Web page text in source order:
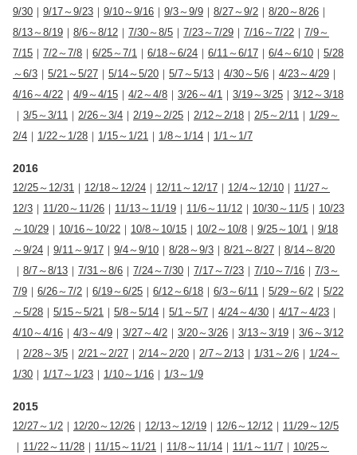
9/30 ｜ 9/17～9/23 ｜ 9/10～9/16 ｜ 9/3～9/9 ｜ 8/27～9/2 ｜ 8/20～8/26 ｜
8/13～8/19 ｜ 8/6～8/12 ｜ 7/30～8/5 ｜ 7/23～7/29 ｜ 7/16～7/22 ｜ 7/9～
7/15 ｜ 7/2～7/8 ｜ 6/25～7/1 ｜ 6/18～6/24 ｜ 6/11～6/17 ｜ 6/4～6/10 ｜ 5/28
～6/3 ｜ 5/21～5/27 ｜ 5/14～5/20 ｜ 5/7～5/13 ｜ 4/30～5/6 ｜ 4/23～4/29 ｜
4/16～4/22 ｜ 4/9～4/15 ｜ 4/2～4/8 ｜ 3/26～4/1 ｜ 3/19～3/25 ｜ 3/12～3/18
｜ 3/5～3/11 ｜ 2/26～3/4 ｜ 2/19～2/25 ｜ 2/12～2/18 ｜ 2/5～2/11 ｜ 1/29～
2/4 ｜ 1/22～1/28 ｜ 1/15～1/21 ｜ 1/8～1/14 ｜ 1/1～1/7
2016
12/25～12/31 ｜ 12/18～12/24 ｜ 12/11～12/17 ｜ 12/4～12/10 ｜ 11/27～
12/3 ｜ 11/20～11/26 ｜ 11/13～11/19 ｜ 11/6～11/12 ｜ 10/30～11/5 ｜ 10/23
～10/29 ｜ 10/16～10/22 ｜ 10/8～10/15 ｜ 10/2～10/8 ｜ 9/25～10/1 ｜ 9/18
～9/24 ｜ 9/11～9/17 ｜ 9/4～9/10 ｜ 8/28～9/3 ｜ 8/21～8/27 ｜ 8/14～8/20
｜ 8/7～8/13 ｜ 7/31～8/6 ｜ 7/24～7/30 ｜ 7/17～7/23 ｜ 7/10～7/16 ｜ 7/3～
7/9 ｜ 6/26～7/2 ｜ 6/19～6/25 ｜ 6/12～6/18 ｜ 6/3～6/11 ｜ 5/29～6/2 ｜ 5/22
～5/28 ｜ 5/15～5/21 ｜ 5/8～5/14 ｜ 5/1～5/7 ｜ 4/24～4/30 ｜ 4/17～4/23 ｜
4/10～4/16 ｜ 4/3～4/9 ｜ 3/27～4/2 ｜ 3/20～3/26 ｜ 3/13～3/19 ｜ 3/6～3/12
｜ 2/28～3/5 ｜ 2/21～2/27 ｜ 2/14～2/20 ｜ 2/7～2/13 ｜ 1/31～2/6 ｜ 1/24～
1/30 ｜ 1/17～1/23 ｜ 1/10～1/16 ｜ 1/3～1/9
2015
12/27～1/2 ｜ 12/20～12/26 ｜ 12/13～12/19 ｜ 12/6～12/12 ｜ 11/29～12/5
｜ 11/22～11/28 ｜ 11/15～11/21 ｜ 11/8～11/14 ｜ 11/1～11/7 ｜ 10/25～